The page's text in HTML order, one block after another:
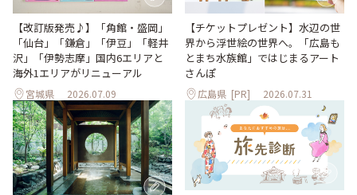
【改訂版発売♪】「角館・盛岡」
「仙台」「鎌倉」「伊豆」「軽井
沢」「伊勢志摩」国内6エリアと
海外1エリアがリニューアル
宮城県 2026.07.09
【チケットプレゼント】水辺の世
界から浮世絵の世界へ。「広島も
とまち水族館」ではじまるアート
さんぽ
広島県 [PR] 2026.07.31